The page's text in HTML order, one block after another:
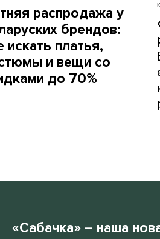
распродажа у
брендов:
искать платья,
и вещи со
до 70%
«Сабачка» – наша